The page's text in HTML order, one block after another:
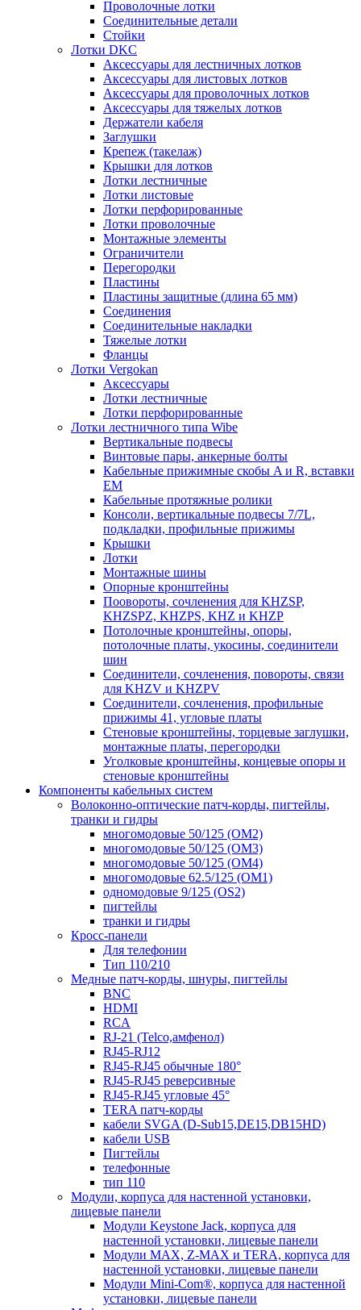
Проволочные лотки
Соединительные детали
Стойки
Лотки DKC
Аксессуары для лестничных лотков
Аксессуары для листовых лотков
Аксессуары для проволочных лотков
Аксессуары для тяжелых лотков
Держатели кабеля
Заглушки
Крепеж (такелаж)
Крышки для лотков
Лотки лестничные
Лотки листовые
Лотки перфорированные
Лотки проволочные
Монтажные элементы
Ограничители
Перегородки
Пластины
Пластины защитные (длина 65 мм)
Соединения
Соединительные накладки
Тяжелые лотки
Фланцы
Лотки Vergokan
Аксессуары
Лотки лестничные
Лотки перфорированные
Лотки лестничного типа Wibe
Вертикальные подвесы
Винтовые пары, анкерные болты
Кабельные прижимные скобы A и R, вставки
EM
Кабельные протяжные ролики
Консоли, вертикальные подвесы 7/7L,
подкладки, профильные прижимы
Крышки
Лотки
Монтажные шины
Опорные кронштейны
Поовороты, сочленения для KHZSP,
KHZSPZ, KHZPS, KHZ и KHZP
Потолочные кронштейны, опоры,
потолочные платы, укосины, соединители
шин
Соединители, сочленения, повороты, связи
для KHZV и KHZPV
Соединители, сочленения, профильные
прижимы 41, угловые платы
Стеновые кронштейны, торцевые заглушки,
монтажные платы, перегородки
Уголковые кронштейны, концевые опоры и
стеновые кронштейны
Компоненты кабельных систем
Волоконно-оптические патч-корды, пигтейлы,
транки и гидры
многомодовые 50/125 (OM2)
многомодовые 50/125 (OM3)
многомодовые 50/125 (OM4)
многомодовые 62.5/125 (OM1)
одномодовые 9/125 (OS2)
пигтейлы
транки и гидры
Кросс-панели
Для телефонии
Тип 110/210
Медные патч-корды, шнуры, пигтейлы
BNC
HDMI
RCA
RJ-21 (Telco,амфенол)
RJ45-RJ12
RJ45-RJ45 обычные 180°
RJ45-RJ45 реверсивные
RJ45-RJ45 угловые 45°
TERA патч-корды
кабели SVGA (D-Sub15,DE15,DB15HD)
кабели USB
Пигтейлы
телефонные
тип 110
Модули, корпуса для настенной установки,
лицевые панели
Модули Keystone Jack, корпуса для
настенной установки, лицевые панели
Модули MAX, Z-MAX и TERA, корпуса для
настенной установки, лицевые панели
Модули Mini-Com®, корпуса для настенной
установки, лицевые панели